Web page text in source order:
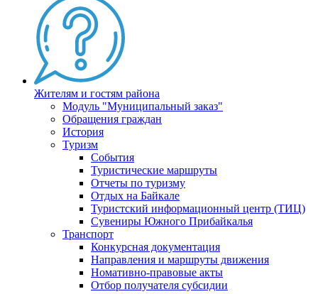
Жителям и гостям района
Модуль "Муниципальный заказ"
Обращения граждан
История
Туризм
События
Туристические маршруты
Отчеты по туризму
Отдых на Байкале
Туристский информационный центр (ТИЦ)
Сувениры Южного Прибайкалья
Транспорт
Конкурсная документация
Направления и маршруты движения
Номативно-правовые акты
Отбор получателя субсидии